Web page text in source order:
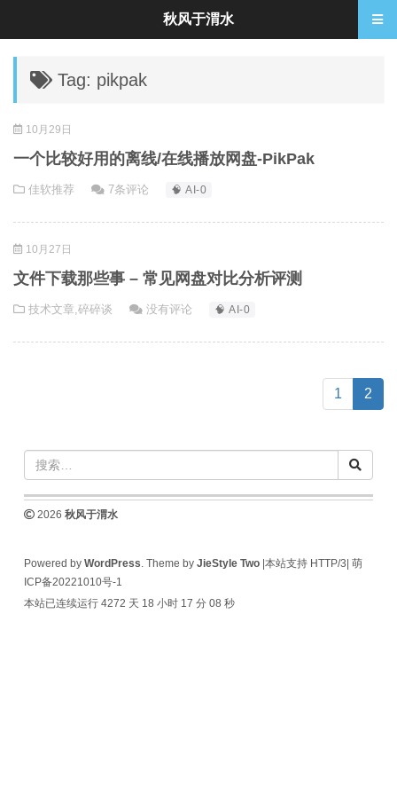
Tag: pikpak
10月29日
一个比较好用的离线/在线播放网盘-PikPak
佳软推荐 7条评论 🧠 AI-0
10月27日
文件下载那些事 – 常见网盘对比分析评测
技术文章,碎碎谈 没有评论 🧠 AI-0
1 2
2026 秋风于渭水
Powered by WordPress. Theme by JieStyle Two|本站支持 HTTP/3| 萌
ICP备20221010号-1
本站已连续运行 4272 天 18 小时 17 分 08 秒
秋风于渭水